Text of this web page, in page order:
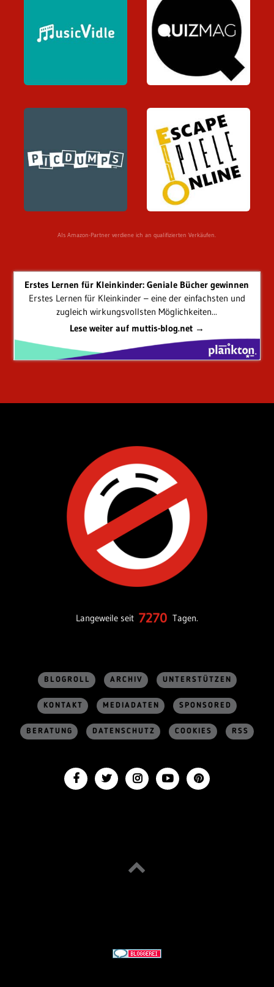
Als Amazon-Partner verdiene ich an qualifizierten Verkäufen.
Erstes Lernen für Kleinkinder: Geniale Bücher gewinnen
Erstes Lernen für Kleinkinder – eine der einfachsten und
zugleich wirkungsvollsten Möglichkeiten...
Lese weiter auf muttis-blog.net →
Langeweile seit 7270 Tagen.
BLOGROLL ARCHIV UNTERSTÜTZEN
KONTAKT MEDIADATEN SPONSORED
BERATUNG DATENSCHUTZ COOKIES RSS